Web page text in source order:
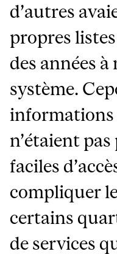
d’autres
propres
des années
système.
informations
n’étaient
faciles
compliquer
certains
de services